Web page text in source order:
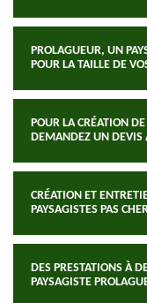
PROLAGUEUR, UN
POUR LA TAILLE DE
POUR LA CRÉATION
DEMANDEZ UN DEVIS
CRÉATION ET
PAYSAGISTES PAS
DES PRESTATIONS À
PAYSAGISTE